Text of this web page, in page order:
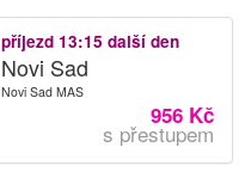
příjezd 13:15 další den
Novi Sad
Novi Sad MAS
956 Kč
s přestupem